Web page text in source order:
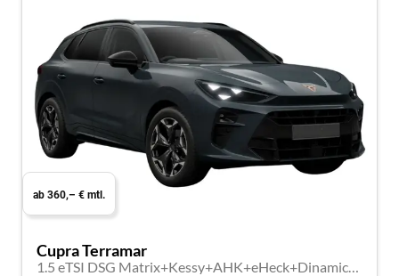
ab 360,– € mtl.
Cupra Terramar
1.5 eTSI DSG Matrix+Kessy+AHK+eHeck+Dinamica+CarPlay+eHeck+GV5